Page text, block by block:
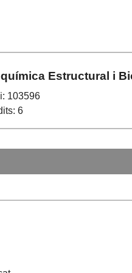
Estructural i
103596
6